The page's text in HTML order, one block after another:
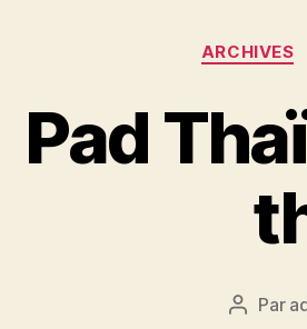
ARCHIVES
Pad
Auteur
Par